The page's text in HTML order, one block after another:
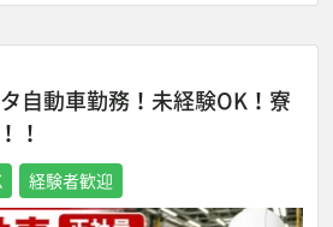
タ自動車勤務！未経験OK！寮
！
経験者歓迎